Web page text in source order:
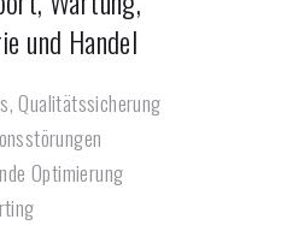
und Handel
Qualitätssicherung
Optimierung